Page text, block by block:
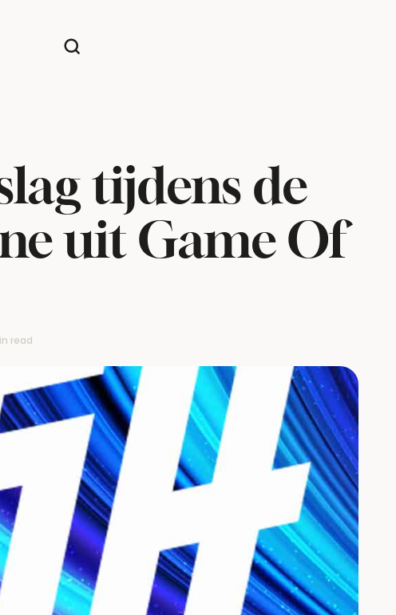
tijdens de
uit Game Of
read